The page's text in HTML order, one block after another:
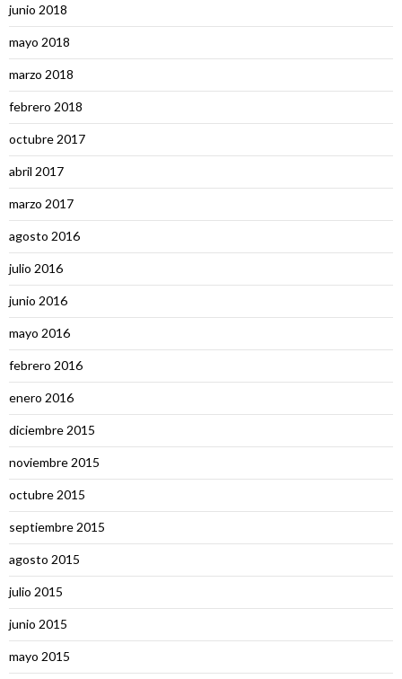
junio 2018
mayo 2018
marzo 2018
febrero 2018
octubre 2017
abril 2017
marzo 2017
agosto 2016
julio 2016
junio 2016
mayo 2016
febrero 2016
enero 2016
diciembre 2015
noviembre 2015
octubre 2015
septiembre 2015
agosto 2015
julio 2015
junio 2015
mayo 2015